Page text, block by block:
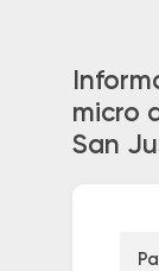
micro
San